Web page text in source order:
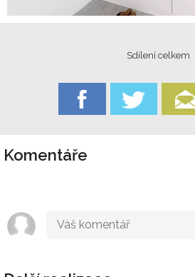
Sdílení celkem
Komentáře